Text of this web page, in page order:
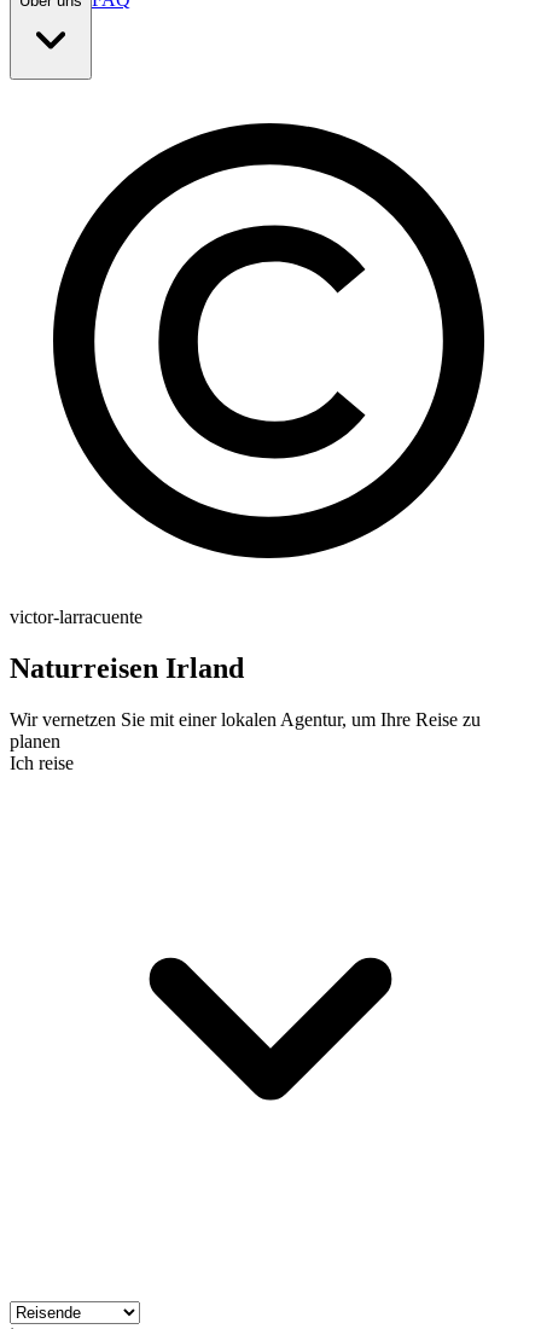
victor-larracuente
Naturreisen Irland
Wir vernetzen Sie mit einer lokalen Agentur, um Ihre Reise zu
planen
Ich reise